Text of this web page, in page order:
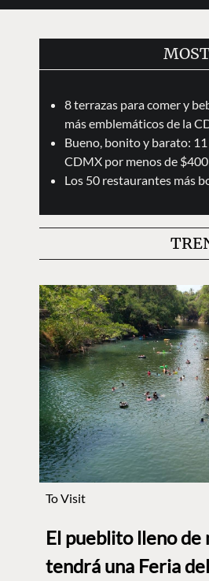
8 terrazas para comer y
más emblemáticos de la
Bueno, bonito y barato:
CDMX por menos de
Los 50 restaurantes más
To Visit
El pueblito lleno de
tendrá una Feria